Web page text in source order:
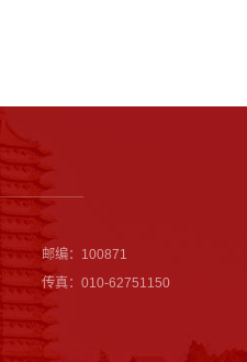
邮编：100871
传真：010-62751150